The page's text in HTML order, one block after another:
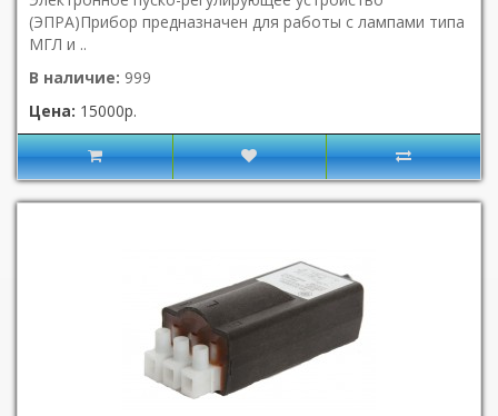
(ЭПРА)Прибор предназначен для работы с лампами типа
МГЛ и ..
В наличие: 999
Цена: 15000р.